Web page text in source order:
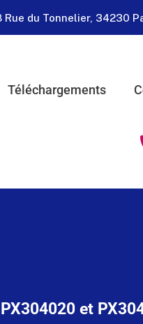
Rue du Tonnelier, 34230
Téléchargements
et